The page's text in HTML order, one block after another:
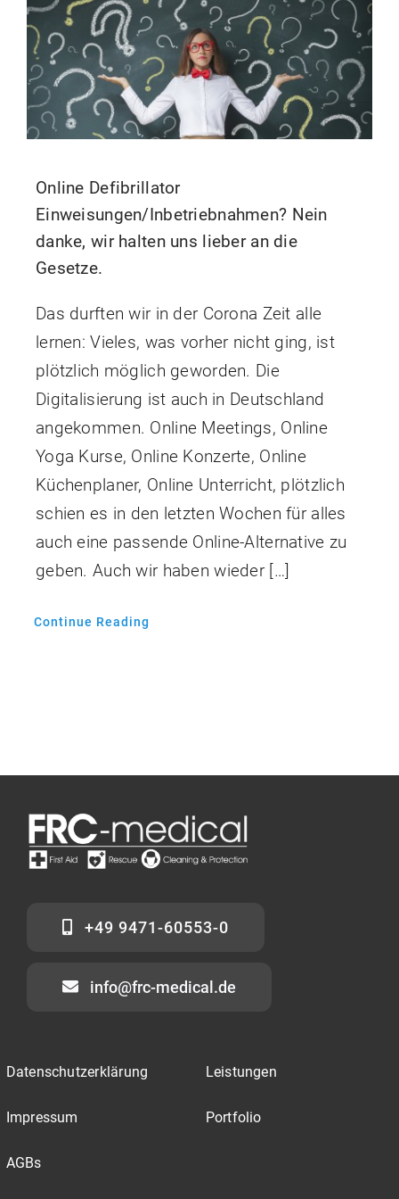
Kontakt
Shop
Blog
Online Defibrillator
Einweisungen/Inbetriebnahmen? Nein
danke, wir halten uns lieber an die
Gesetze.
Das durften wir in der Corona Zeit alle
lernen: Vieles, was vorher nicht ging, ist
plötzlich möglich geworden. Die
Digitalisierung ist auch in Deutschland
angekommen. Online Meetings, Online
Yoga Kurse, Online Konzerte, Online
Küchenplaner, Online Unterricht, plötzlich
schien es in den letzten Wochen für alles
auch eine passende Online-Alternative zu
geben. Auch wir haben wieder […]
Continue Reading
+49 9471-60553-0
info@frc-medical.de
Datenschutzerklärung
Impressum
AGBs
Leistungen
Portfolio